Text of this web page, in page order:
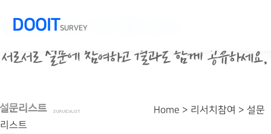
DOOITSURVEY
Home > 리서치참여 > 설문
리스트